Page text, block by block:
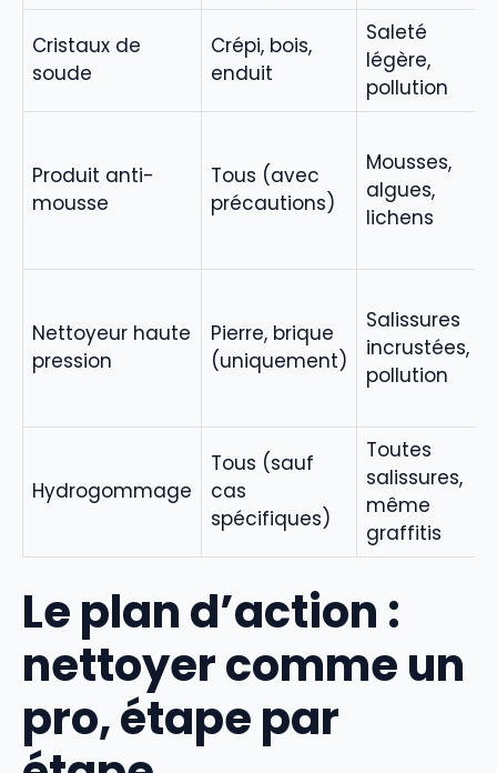
Cristaux de
soude
Crépi, bois,
enduit
Saleté
légère,
pollution
Produit anti-
mousse
Tous (avec
précautions)
Mousses,
algues,
lichens
Nettoyeur haute
pression
Pierre, brique
(uniquement)
Salissures
incrustées,
pollution
Hydrogommage
Tous (sauf
cas
spécifiques)
Toutes
salissures,
même
graffitis
Le plan d’action :
nettoyer comme un
pro, étape par